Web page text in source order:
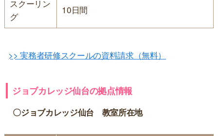
スクーリン
グ
10日間
>> 実務者研修スクールの資料請求（無料）
ジョブカレッジ仙台の拠点情報
〇ジョブカレッジ仙台 教室所在地